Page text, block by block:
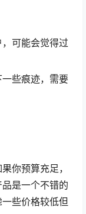
可能会觉得过
些痕迹，需要
你预算充足，
是一个不错的
些价格较低但